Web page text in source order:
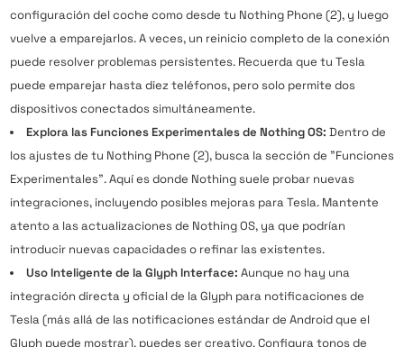
configuración del coche como desde tu Nothing Phone (2), y luego
vuelve a emparejarlos. A veces, un reinicio completo de la conexión
puede resolver problemas persistentes. Recuerda que tu Tesla
puede emparejar hasta diez teléfonos, pero solo permite dos
dispositivos conectados simultáneamente.
Explora las Funciones Experimentales de Nothing OS: Dentro de
los ajustes de tu Nothing Phone (2), busca la sección de "Funciones
Experimentales". Aquí es donde Nothing suele probar nuevas
integraciones, incluyendo posibles mejoras para Tesla. Mantente
atento a las actualizaciones de Nothing OS, ya que podrían
introducir nuevas capacidades o refinar las existentes.
Uso Inteligente de la Glyph Interface: Aunque no hay una
integración directa y oficial de la Glyph para notificaciones de
Tesla (más allá de las notificaciones estándar de Android que el
Glyph puede mostrar), puedes ser creativo. Configura tonos de